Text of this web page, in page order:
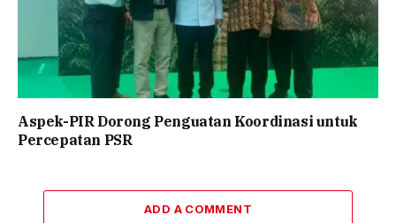
Aspek-PIR Dorong Penguatan Koordinasi untuk
Percepatan PSR
ADD A COMMENT